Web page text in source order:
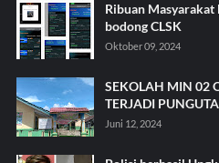
Ribuan
bodong CLSK
Oktober 09, 2024
SEKOLAH MIN 02
TERJADI
Juni 12, 2024